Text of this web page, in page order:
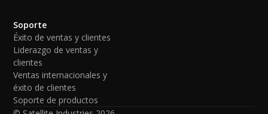
Soporte
Éxito de ventas y clientes
Liderazgo de ventas y
clientes
Ventas internacionales y
éxito de clientes
Soporte de productos